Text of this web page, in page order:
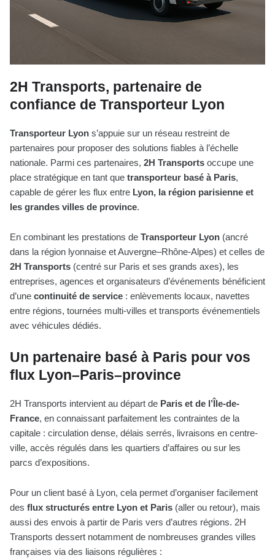
2H Transports, partenaire de
confiance de Transporteur Lyon
Transporteur Lyon s’appuie sur un réseau restreint de
partenaires pour proposer des solutions fiables à l’échelle
nationale. Parmi ces partenaires, 2H Transports occupe une
place stratégique en tant que transporteur basé à Paris,
capable de gérer les flux entre Lyon, la région parisienne et
les grandes villes de province.
En combinant les prestations de Transporteur Lyon (ancré
dans la région lyonnaise et Auvergne–Rhône-Alpes) et celles de
2H Transports (centré sur Paris et ses grands axes), les
entreprises, agences et organisateurs d’événements bénéficient
d’une continuité de service : enlèvements locaux, navettes
entre régions, tournées multi-villes et transports événementiels
avec véhicules dédiés.
Un partenaire basé à Paris pour vos
flux Lyon–Paris–province
2H Transports intervient au départ de Paris et de l’Île-de-
France, en connaissant parfaitement les contraintes de la
capitale : circulation dense, délais serrés, livraisons en centre-
ville, accès régulés dans les quartiers d’affaires ou sur les
parcs d’expositions.
Pour un client basé à Lyon, cela permet d’organiser facilement
des flux structurés entre Lyon et Paris (aller ou retour), mais
aussi des envois à partir de Paris vers d’autres régions. 2H
Transports dessert notamment de nombreuses grandes villes
françaises via des liaisons régulières :